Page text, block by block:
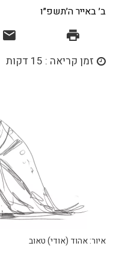
ב׳ באייר ה׳תשפ״ו
זמן קריאה : 15 דקות
איור: אהוד (אודי) טאוב